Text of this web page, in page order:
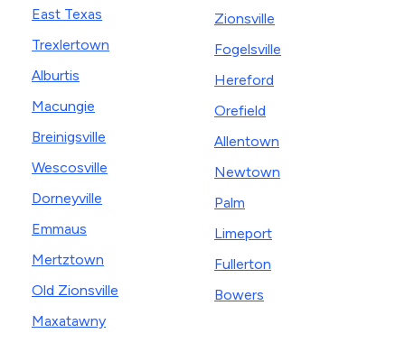
East Texas
Trexlertown
Alburtis
Macungie
Breinigsville
Wescosville
Dorneyville
Emmaus
Mertztown
Old Zionsville
Maxatawny
Zionsville
Fogelsville
Hereford
Orefield
Allentown
Newtown
Palm
Limeport
Fullerton
Bowers